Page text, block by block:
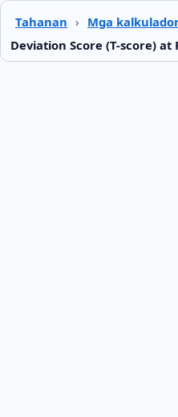
Tahanan › Mga
Deviation Score (T-score)